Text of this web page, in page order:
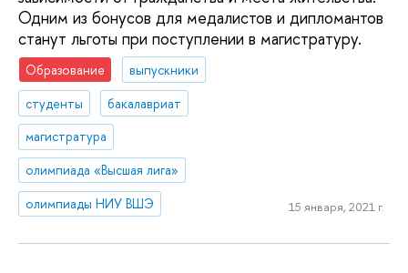
Одним из бонусов для медалистов и дипломантов
станут льготы при поступлении в магистратуру.
Образование
выпускники
студенты
бакалавриат
магистратура
олимпиада «Высшая лига»
олимпиады НИУ ВШЭ
15 января, 2021 г.